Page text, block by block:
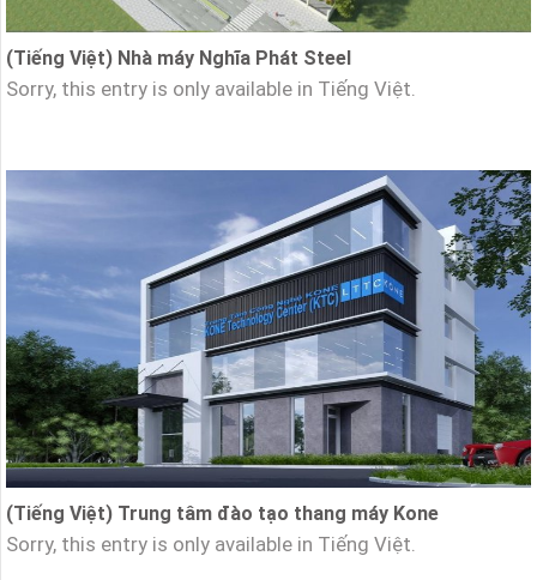
(Tiếng Việt) Nhà máy Nghĩa Phát Steel
Sorry, this entry is only available in Tiếng Việt.
(Tiếng Việt) Trung tâm đào tạo thang máy Kone
Sorry, this entry is only available in Tiếng Việt.